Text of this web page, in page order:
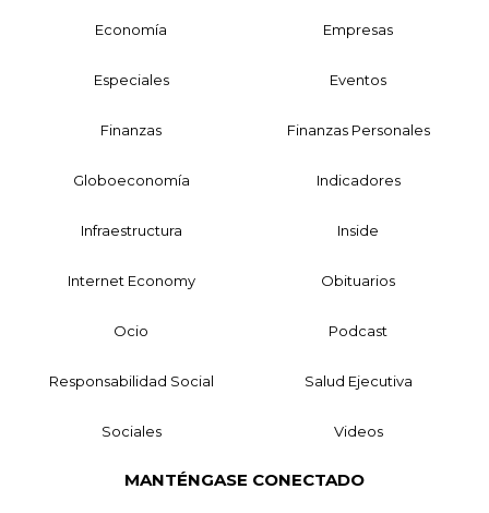
Economía Empresas
Especiales Eventos
Finanzas Finanzas Personales
Globoeconomía Indicadores
Infraestructura Inside
Internet Economy Obituarios
Ocio Podcast
Responsabilidad Social Salud Ejecutiva
Sociales Videos
MANTÉNGASE CONECTADO